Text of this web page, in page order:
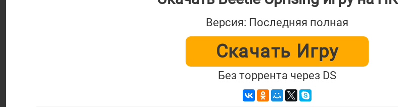
Версия: Последняя полная
Скачать Игру
Без торрента через DS